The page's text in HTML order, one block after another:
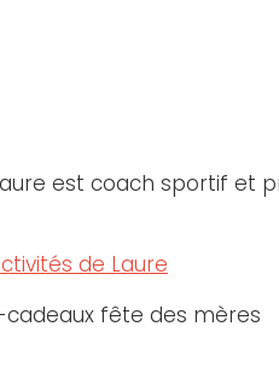
est coach sportif et
de Laure